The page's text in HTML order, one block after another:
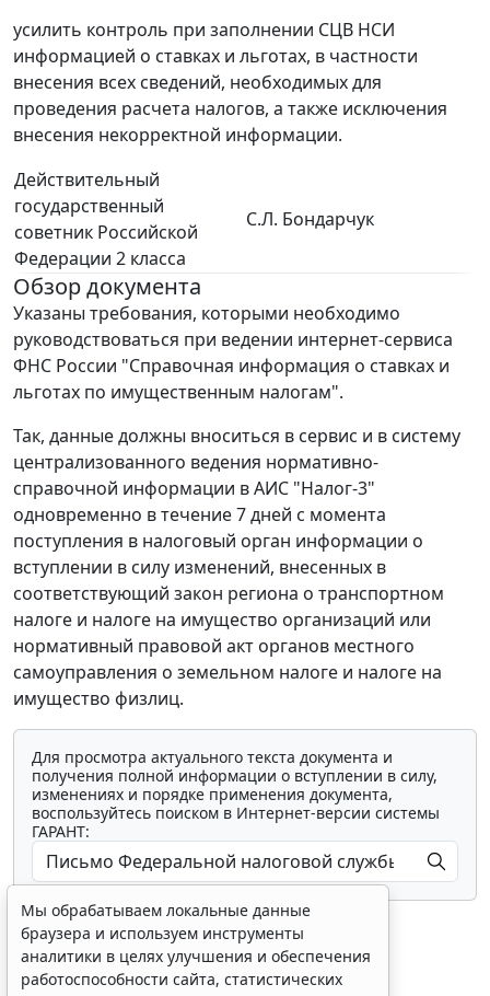
усилить контроль при заполнении СЦВ НСИ
информацией о ставках и льготах, в частности
внесения всех сведений, необходимых для
проведения расчета налогов, а также исключения
внесения некорректной информации.
Действительный
государственный
советник Российской
Федерации 2 класса
С.Л. Бондарчук
Обзор документа
Указаны требования, которыми необходимо
руководствоваться при ведении интернет-сервиса
ФНС России "Справочная информация о ставках и
льготах по имущественным налогам".
Так, данные должны вноситься в сервис и в систему
централизованного ведения нормативно-
справочной информации в АИС "Налог-3"
одновременно в течение 7 дней с момента
поступления в налоговый орган информации о
вступлении в силу изменений, внесенных в
соответствующий закон региона о транспортном
налоге и налоге на имущество организаций или
нормативный правовой акт органов местного
самоуправления о земельном налоге и налоге на
имущество физлиц.
Для просмотра актуального текста документа и
получения полной информации о вступлении в силу,
изменениях и порядке применения документа,
воспользуйтесь поиском в Интернет-версии системы
ГАРАНТ:
Мы обрабатываем локальные данные
браузера и используем инструменты
аналитики в целях улучшения и обеспечения
работоспособности сайта, статистических